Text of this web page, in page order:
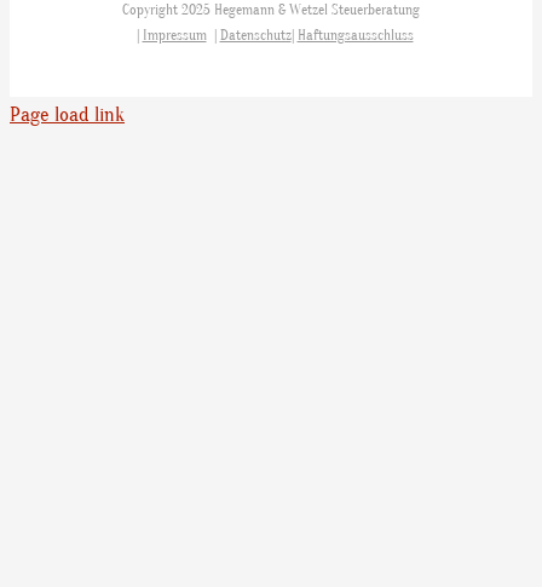
Copyright 2025 Hegemann & Wetzel Steuerberatung
Impressum| Datenschutz| Haftungsausschluss
Page load link